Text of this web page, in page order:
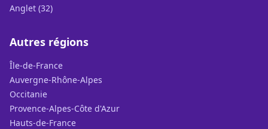
Anglet (32)
Autres régions
Île-de-France
Auvergne-Rhône-Alpes
Occitanie
Provence-Alpes-Côte d'Azur
Hauts-de-France